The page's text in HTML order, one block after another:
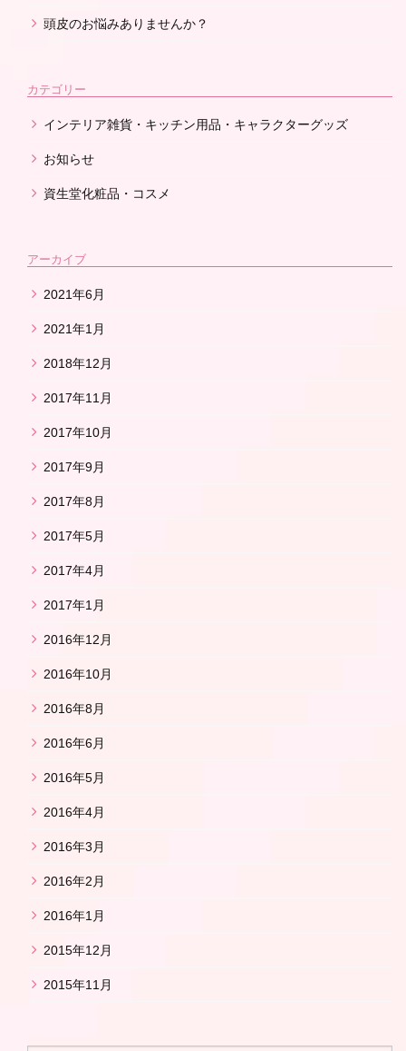
頭皮のお悩みありませんか？
カテゴリー
インテリア雑貨・キッチン用品・キャラクターグッズ
お知らせ
資生堂化粧品・コスメ
アーカイブ
2021年6月
2021年1月
2018年12月
2017年11月
2017年10月
2017年9月
2017年8月
2017年5月
2017年4月
2017年1月
2016年12月
2016年10月
2016年8月
2016年6月
2016年5月
2016年4月
2016年3月
2016年2月
2016年1月
2015年12月
2015年11月